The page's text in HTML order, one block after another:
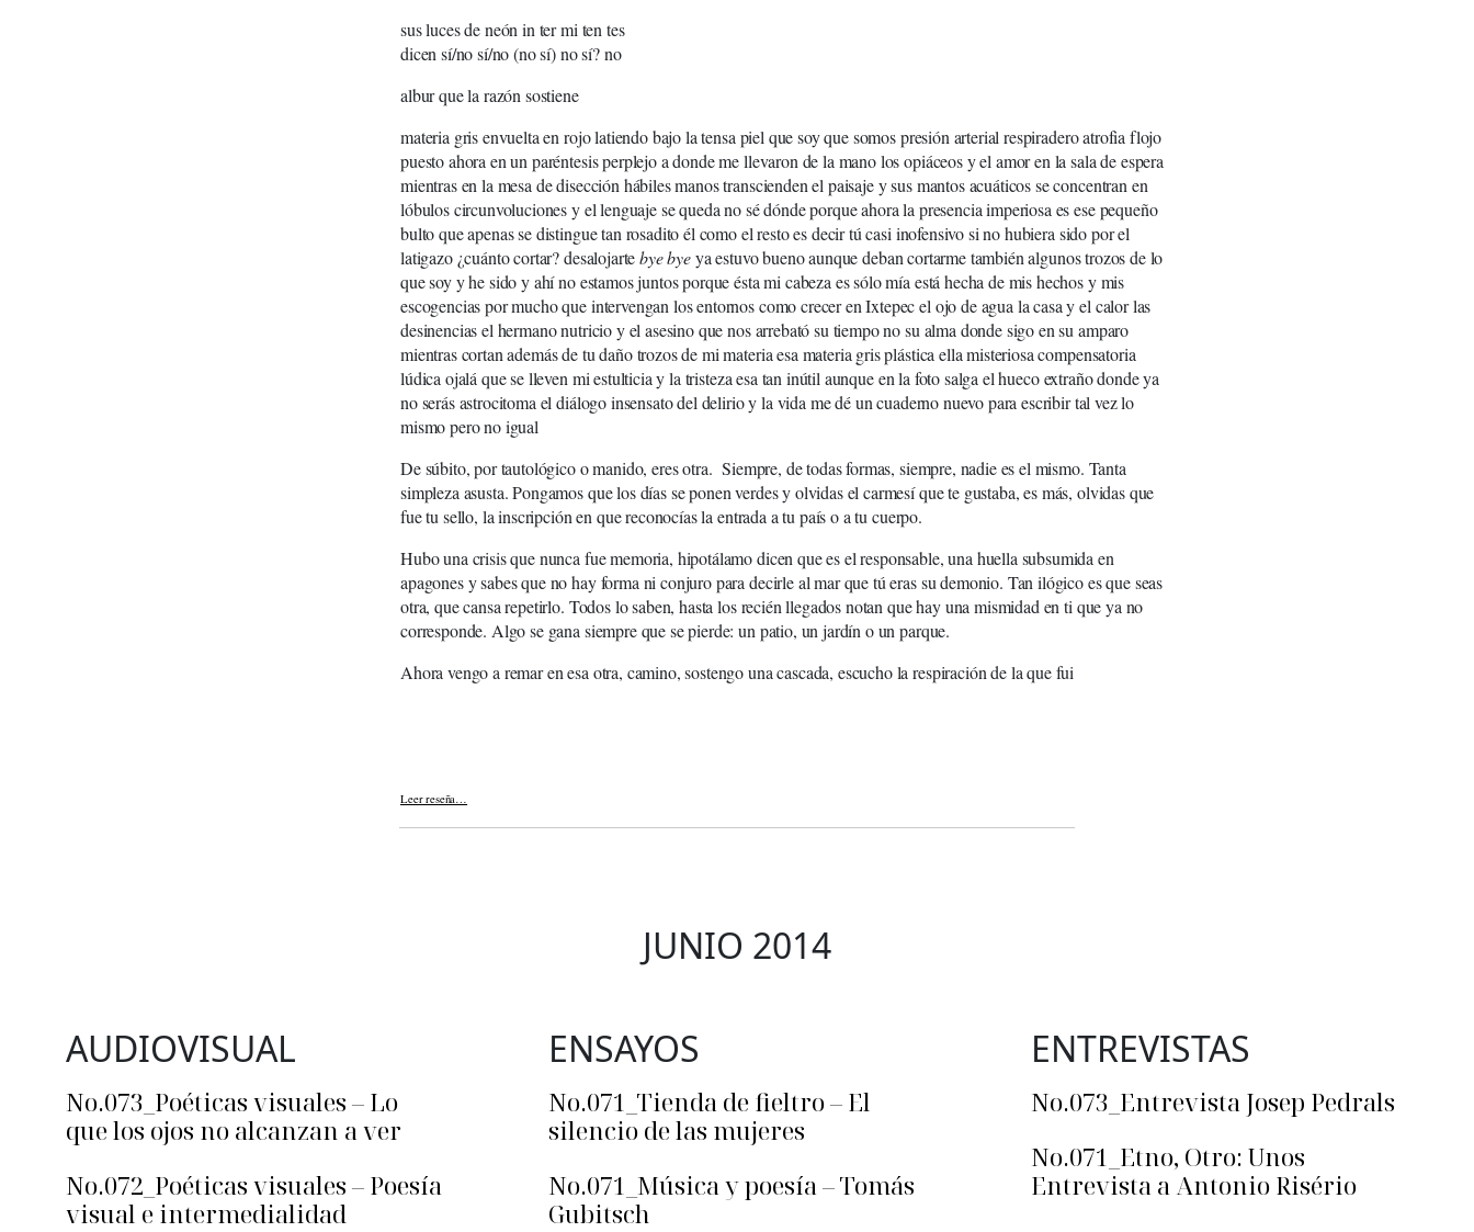
sus luces de neón in ter mi ten tes
dicen sí/no sí/no (no sí) no sí? no
albur que la razón sostiene
materia gris envuelta en rojo latiendo bajo la tensa piel que soy que somos presión arterial respiradero atrofia flojo
puesto ahora en un paréntesis perplejo a donde me llevaron de la mano los opiáceos y el amor en la sala de espera
mientras en la mesa de disección hábiles manos transcienden el paisaje y sus mantos acuáticos se concentran en
lóbulos circunvoluciones y el lenguaje se queda no sé dónde porque ahora la presencia imperiosa es ese pequeño
bulto que apenas se distingue tan rosadito él como el resto es decir tú casi inofensivo si no hubiera sido por el
latigazo ¿cuánto cortar? desalojartebye byeya estuvo bueno aunque deban cortarme también algunos trozos de lo
que soy y he sido y ahí no estamos juntos porque ésta mi cabeza es sólo mía está hecha de mis hechos y mis
escogencias por mucho que intervengan los entornos como crecer en Ixtepec el ojo de agua la casa y el calor las
desinencias el hermano nutricio y el asesino que nos arrebató su tiempo no su alma donde sigo en su amparo
mientras cortan además de tu daño trozos de mi materia esa materia gris plástica ella misteriosa compensatoria
lúdica ojalá que se lleven mi estulticia y la tristeza esa tan inútil aunque en la foto salga el hueco extraño donde ya
no serás astrocitoma el diálogo insensato del delirio y la vida me dé un cuaderno nuevo para escribir tal vez lo
mismo pero no igual
De súbito, por tautológico o manido, eres otra. Siempre, de todas formas, siempre, nadie es el mismo. Tanta
simpleza asusta. Pongamos que los días se ponen verdes y olvidas el carmesí que te gustaba, es más, olvidas que
fue tu sello, la inscripción en que reconocías la entrada a tu país o a tu cuerpo.
Hubo una crisis que nunca fue memoria, hipotálamo dicen que es el responsable, una huella subsumida en
apagones y sabes que no hay forma ni conjuro para decirle al mar que tú eras su demonio. Tan ilógico es que seas
otra, que cansa repetirlo. Todos lo saben, hasta los recién llegados notan que hay una mismidad en ti que ya no
corresponde. Algo se gana siempre que se pierde: un patio, un jardín o un parque.
Ahora vengo a remar en esa otra, camino, sostengo una cascada, escucho la respiración de la que fui
Leer reseña…
JUNIO 2014
AUDIOVISUAL
No.073_Poéticas visuales – Lo
que los ojos no alcanzan a ver
No.072_Poéticas visuales – Poesía
visual e intermedialidad
ENSAYOS
No.071_Tienda de fieltro – El
silencio de las mujeres
No.071_Música y poesía – Tomás
Gubitsch
ENTREVISTAS
No.073_Entrevista Josep Pedrals
No.071_Etno, Otro: Unos
Entrevista a Antonio Risério